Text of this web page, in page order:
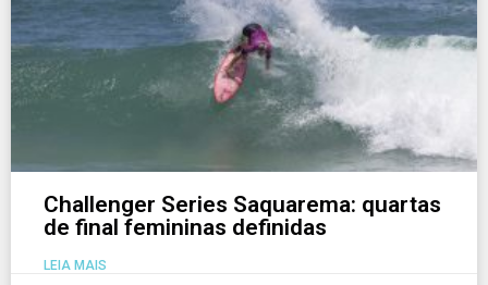
Challenger Series Saquarema: quartas
de final femininas definidas
LEIA MAIS